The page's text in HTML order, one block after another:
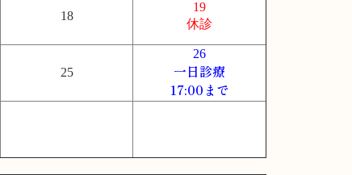
18
19
休診
25
26
一日診療
17:00まで